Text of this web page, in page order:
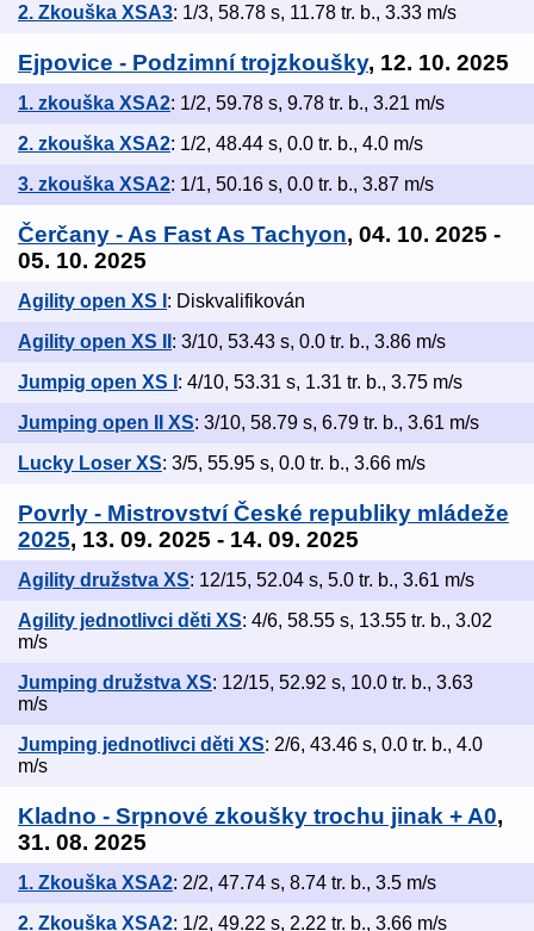
2. Zkouška XSA3: 1/3, 58.78 s, 11.78 tr. b., 3.33 m/s
Ejpovice - Podzimní trojzkoušky, 12. 10. 2025
1. zkouška XSA2: 1/2, 59.78 s, 9.78 tr. b., 3.21 m/s
2. zkouška XSA2: 1/2, 48.44 s, 0.0 tr. b., 4.0 m/s
3. zkouška XSA2: 1/1, 50.16 s, 0.0 tr. b., 3.87 m/s
Čerčany - As Fast As Tachyon, 04. 10. 2025 -
05. 10. 2025
Agility open XS I : Diskvalifikován
Agility open XS II : 3/10, 53.43 s, 0.0 tr. b., 3.86 m/s
Jumpig open XS I : 4/10, 53.31 s, 1.31 tr. b., 3.75 m/s
Jumping open II XS: 3/10, 58.79 s, 6.79 tr. b., 3.61 m/s
Lucky Loser XS: 3/5, 55.95 s, 0.0 tr. b., 3.66 m/s
Povrly - Mistrovství České republiky mládeže
2025, 13. 09. 2025 - 14. 09. 2025
Agility družstva XS: 12/15, 52.04 s, 5.0 tr. b., 3.61 m/s
Agility jednotlivci děti XS: 4/6, 58.55 s, 13.55 tr. b., 3.02
m/s
Jumping družstva XS: 12/15, 52.92 s, 10.0 tr. b., 3.63
m/s
Jumping jednotlivci děti XS: 2/6, 43.46 s, 0.0 tr. b., 4.0
m/s
Kladno - Srpnové zkoušky trochu jinak + A0,
31. 08. 2025
1. Zkouška XSA2: 2/2, 47.74 s, 8.74 tr. b., 3.5 m/s
2. Zkouška XSA2: 1/2, 49.22 s, 2.22 tr. b., 3.66 m/s